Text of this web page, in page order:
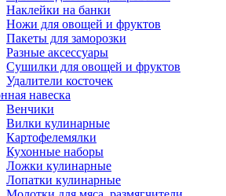
Наклейки на банки
Ножи для овощей и фруктов
Пакеты для заморозки
Разные аксессуары
Сушилки для овощей и фруктов
Удалители косточек
навеска
Венчики
Вилки кулинарные
Картофелемялки
Кухонные наборы
Ложки кулинарные
Лопатки кулинарные